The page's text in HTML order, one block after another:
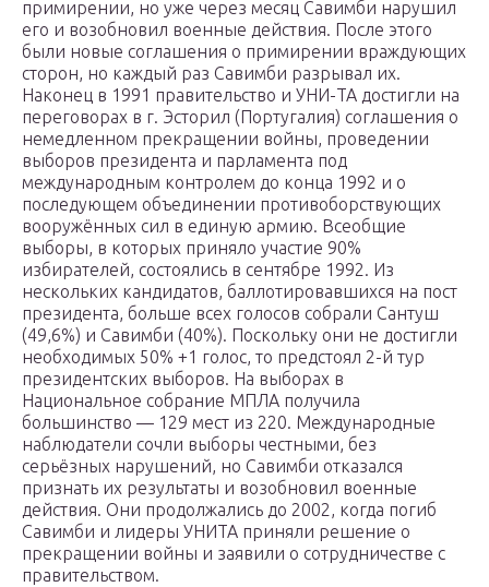
примирении, но уже через месяц Савимби нарушил
его и возобновил военные действия. После этого
были новые соглашения о примирении враждующих
сторон, но каждый раз Савимби разрывал их.
Наконец в 1991 правительство и УНИ-ТА достигли на
переговорах в г. Эсторил (Португалия) соглашения о
немедленном прекращении войны, проведении
выборов президента и парламента под
международным контролем до конца 1992 и о
последующем объединении противоборствующих
вооружённых сил в единую армию. Всеобщие
выборы, в которых приняло участие 90%
избирателей, состоялись в сентябре 1992. Из
нескольких кандидатов, баллотировавшихся на пост
президента, больше всех голосов собрали Сантуш
(49,6%) и Савимби (40%). Поскольку они не достигли
необходимых 50% +1 голос, то предстоял 2-й тур
президентских выборов. На выборах в
Национальное собрание МПЛА получила
большинство — 129 мест из 220. Международные
наблюдатели сочли выборы честными, без
серьёзных нарушений, но Савимби отказался
признать их результаты и возобновил военные
действия. Они продолжались до 2002, когда погиб
Савимби и лидеры УНИТА приняли решение о
прекращении войны и заявили о сотрудничестве с
правительством.